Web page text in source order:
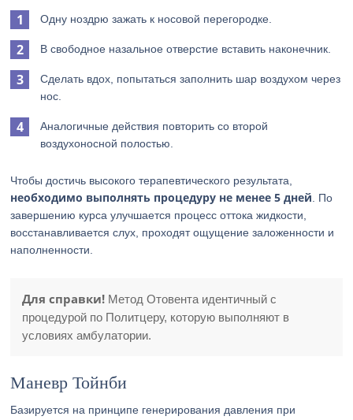
Одну ноздрю зажать к носовой перегородке.
В свободное назальное отверстие вставить наконечник.
Сделать вдох, попытаться заполнить шар воздухом через
нос.
Аналогичные действия повторить со второй
воздухоносной полостью.
Чтобы достичь высокого терапевтического результата,
необходимо выполнять процедуру не менее 5 дней . По
завершению курса улучшается процесс оттока жидкости,
восстанавливается слух, проходят ощущение заложенности и
наполненности.
Для справки! Метод Отовента идентичный с
процедурой по Политцеру, которую выполняют в
условиях амбулатории.
Маневр Тойнби
Базируется на принципе генерирования давления при